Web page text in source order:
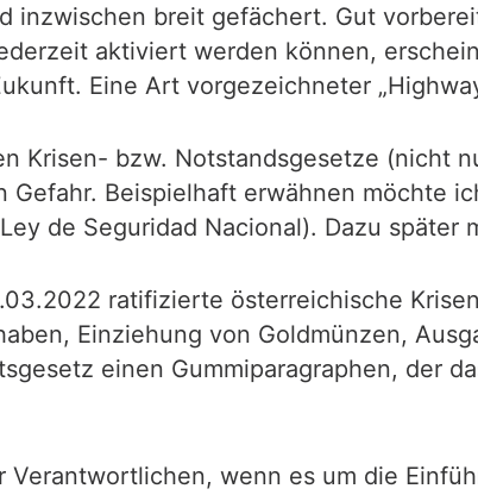
inzwischen breit gefächert. Gut
aktiviert werden können,
Eine Art vorgezeichneter
Krisen- bzw. Notstandsgesetze (nicht
Beispielhaft erwähnen möchte
de Seguridad Nacional). Dazu später
ratifizierte österreichische
Einziehung von Goldmünzen,
einen Gummiparagraphen, der
wenn es um die